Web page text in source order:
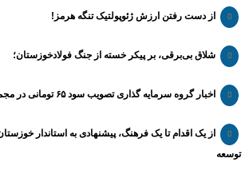
از دست رفتن ارزش ژئوپولتیک تنگه هرمز!
شلاق‌ بی‌برقی، بر پیکر خسته‌ از جنگ فولادخوزستان؛
اخبار گروه سرمایه گذاری تصویب سود ۶۵ تومانی در مجمع «وسپهر»
از یک اقدام تا یک فرهنگ، پیشنهادی به استاندار
توسعه